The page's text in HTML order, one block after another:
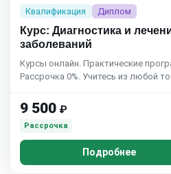
Квалификация Диплом
Курс: Диагностика и
заболеваний
Курсы онлайн. Практические
Рассрочка 0%. Учитесь из любой
9 500 ₽
Рассрочка
Подробнее